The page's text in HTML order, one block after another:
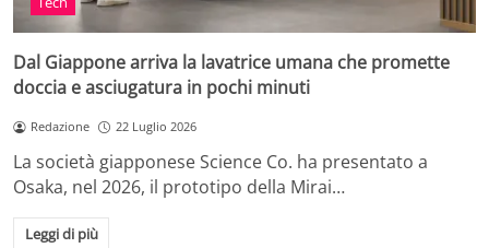
Dal Giappone arriva la lavatrice umana che promette
doccia e asciugatura in pochi minuti
Redazione 22 Luglio 2026
La società giapponese Science Co. ha presentato a
Osaka, nel 2026, il prototipo della Mirai…
Leggi di più